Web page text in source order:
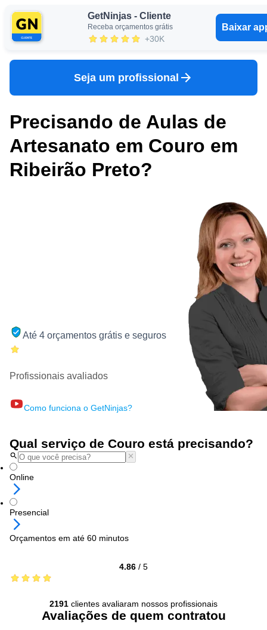
GetNinjas - Cliente
Receba orçamentos grátis
+30K
Baixar
Seja um profissional
Precisando de Aulas de
Artesanato em Couro em
Ribeirão Preto?
Até 4 orçamentos grátis e seguros
Profissionais avaliados
Como funciona o GetNinjas?
Qual serviço de Couro está precisando?
Online
Presencial
Orçamentos em até 60 minutos
4.86 / 5
2191 clientes avaliaram nossos profissionais
Avaliações de quem contratou